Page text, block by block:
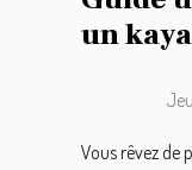
un
Vous rêvez de